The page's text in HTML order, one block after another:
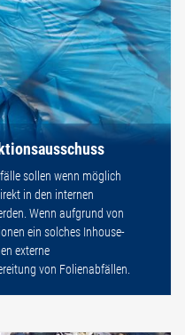
sollen wenn möglich
in den internen
Wenn aufgrund von
ein solches Inhouse-
externe
von Folienabfällen.